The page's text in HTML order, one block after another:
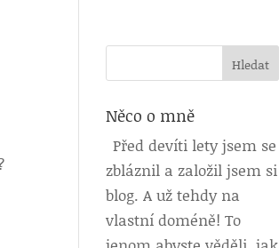
Něco o mně
Před devíti lety jsem se
zbláznil a založil jsem si
blog. A už tehdy na
vlastní doméně! To